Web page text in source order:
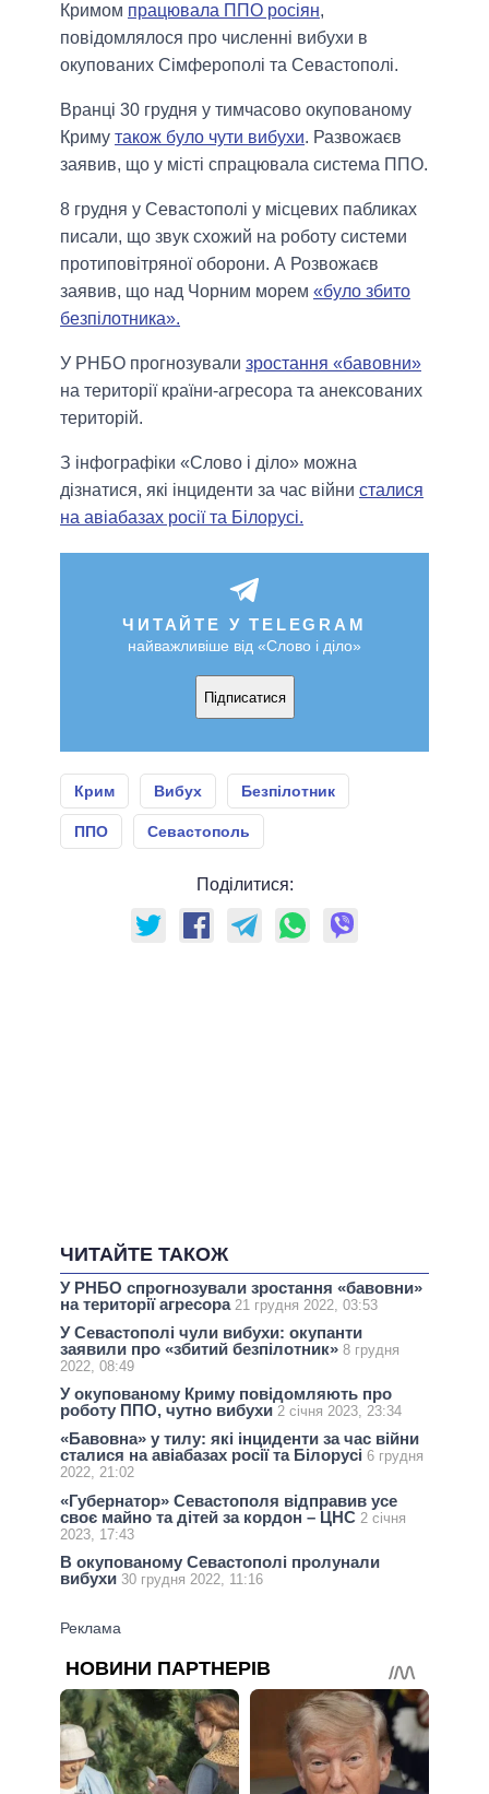
Кримом працювала ППО росіян,
повідомлялося про численні вибухи в
окупованих Сімферополі та Севастополі.
Вранці 30 грудня у тимчасово окупованому
Криму також було чути вибухи. Развожаєв
заявив, що у місті спрацювала система ППО.
8 грудня у Севастополі у місцевих пабликах
писали, що звук схожий на роботу системи
протиповітряної оборони. А Розвожаєв
заявив, що над Чорним морем «було збито
безпілотника».
У РНБО прогнозували зростання «бавовни»
на території країни-агресора та анексованих
територій.
З інфографіки «Слово і діло» можна
дізнатися, які інциденти за час війни сталися
на авіабазах росії та Білорусі.
ЧИТАЙТЕ У TELEGRAM
найважливіше від «Слово і діло»
Підписатися
Крим Вибух Безпілотник
ППО Севастополь
Поділитися:
ЧИТАЙТЕ ТАКОЖ
У РНБО спрогнозували зростання «бавовни»
на території агресора 21 грудня 2022, 03:53
У Севастополі чули вибухи: окупанти
заявили про «збитий безпілотник» 8 грудня
2022, 08:49
У окупованому Криму повідомляють про
роботу ППО, чутно вибухи 2 січня 2023, 23:34
«Бавовна» у тилу: які інциденти за час війни
сталися на авіабазах росії та Білорусі 6 грудня
2022, 21:02
«Губернатор» Севастополя відправив усе
своє майно та дітей за кордон – ЦНС 2 січня
2023, 17:43
В окупованому Севастополі пролунали
вибухи 30 грудня 2022, 11:16